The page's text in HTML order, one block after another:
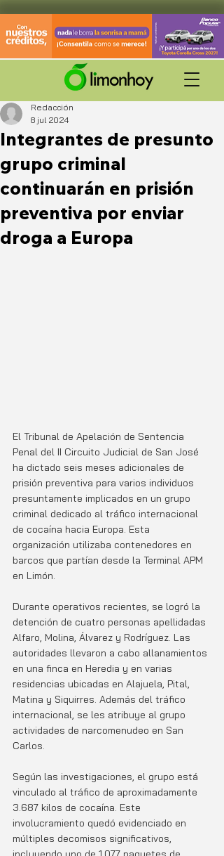
Integrantes de presunto
grupo criminal
continuarán en prisión
preventiva por enviar
droga a Europa
Redacción
8 jul 2024
El Tribunal de Apelación de Sentencia
Penal del II Circuito Judicial de San José
ha dictado seis meses adicionales de
prisión preventiva para varios individuos
presuntamente implicados en un grupo
criminal dedicado al tráfico internacional
de cocaína hacia Europa. Esta
organización utilizaba contenedores en
barcos que partían desde la Terminal APM
en Limón.
Durante operativos recientes, se logró la
detención de cuatro personas apellidadas
Alfaro, Molina, Álvarez y Rodríguez. Las
autoridades llevaron a cabo allanamientos
en una finca en Heredia y en varias
residencias ubicadas en Alajuela, Pital,
Matina y Siquirres. Además del tráfico
internacional, se les atribuye al grupo
actividades de narcomenudeo en San
Carlos.
Según las investigaciones, el grupo está
vinculado al tráfico de aproximadamente
3.687 kilos de cocaína. Este
involucramiento quedó evidenciado en
múltiples decomisos significativos,